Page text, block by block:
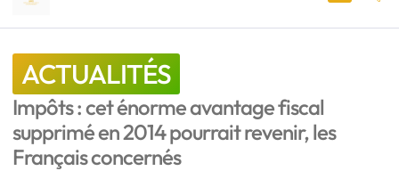
ACTUALITÉS
Impôts : cet énorme avantage fiscal
supprimé en 2014 pourrait revenir, les
Français concernés